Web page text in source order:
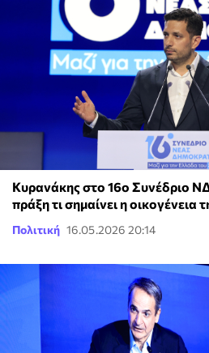
Κυρανάκης στο 16ο Συνέδριο
πράξη τι σημαίνει η οικογένεια
Πολιτική 16.05.2026 20:14